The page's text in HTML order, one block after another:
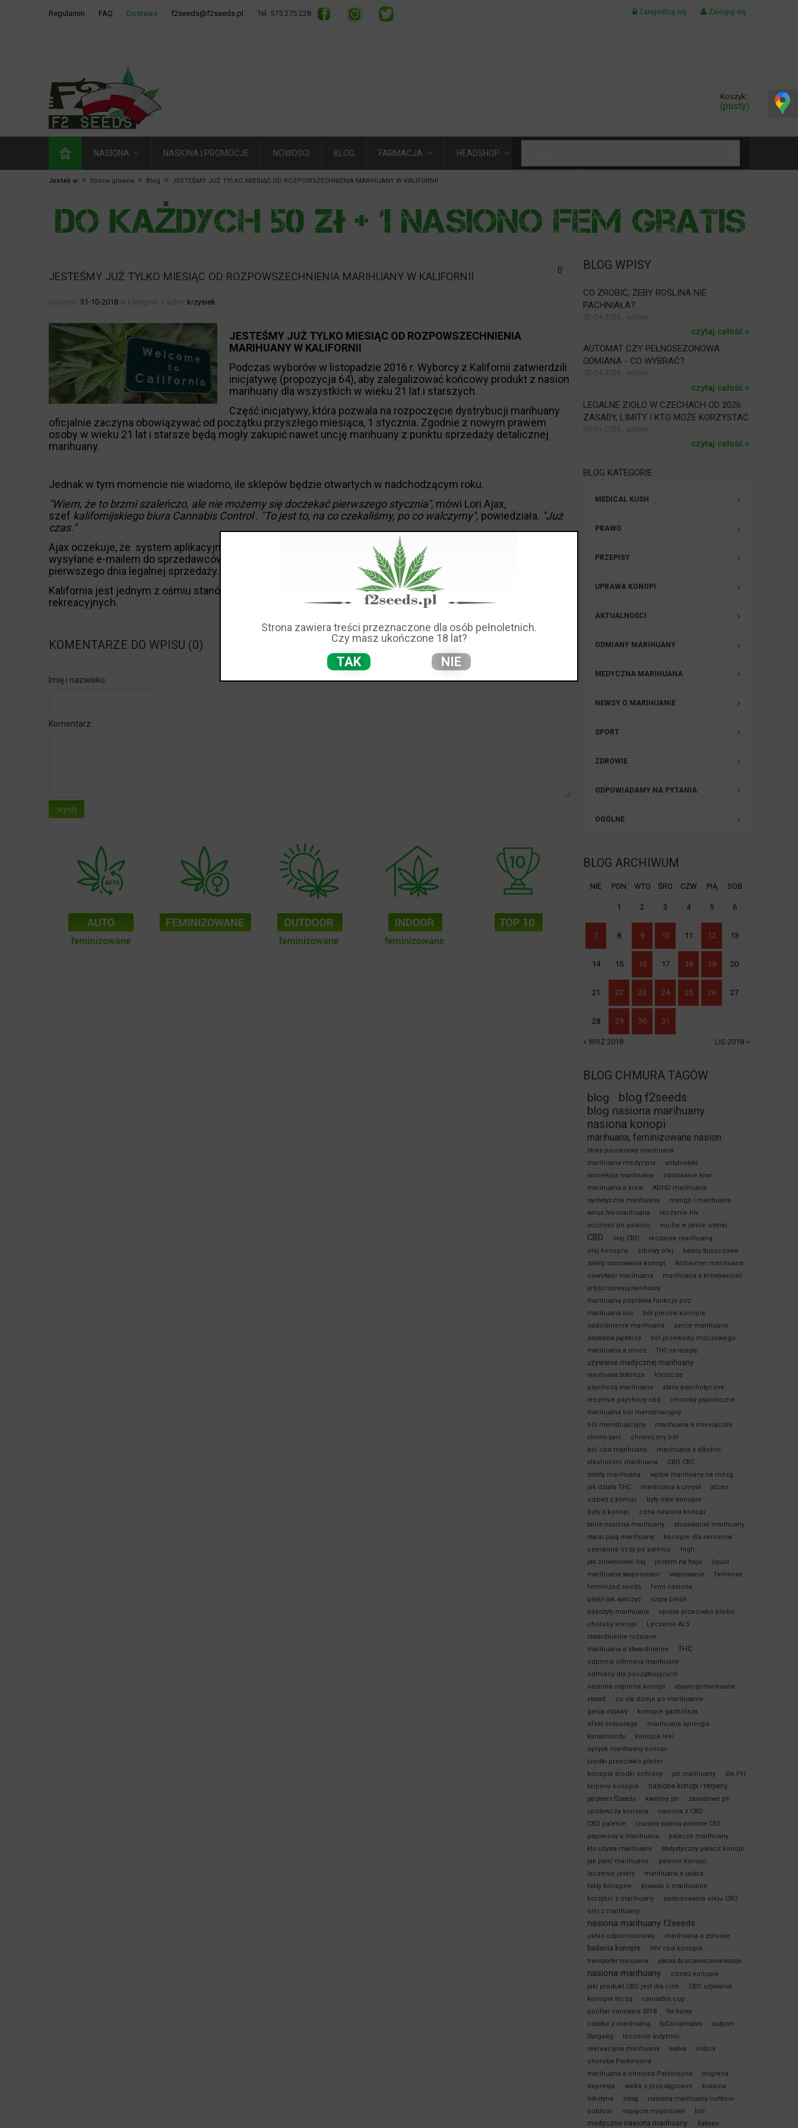
Regulamin FAQ Dostawa f2seeds@f2seeds.pl Tel. 575 275 228 Zarejestruj się Zaloguj się
Koszyk:
(pusty)
NASIONA NASIONA | PROMOCJE NOWOŚCI BLOG FARMACJA HEADSHOP
Jesteś w: » Strona główna » Blog » JESTEŚMY JUŻ TYLKO MIESIĄC OD ROZPOWSZECHNIENIA MARIHUANY W KALIFORNII
JESTEŚMY JUŻ TYLKO MIESIĄC OD ROZPOWSZECHNIENIA MARIHUANY W KALIFORNII 0
Dodano: 31-10-2018 w kategorii: - autor: krzysiek
JESTEŚMY JUŻ TYLKO MIESIĄC OD ROZPOWSZECHNIENIA
MARIHUANY W KALIFORNII
Podczas wyborów w listopadzie 2016 r. Wyborcy z Kalifornii zatwierdzili
inicjatywę (propozycja 64), aby zalegalizować końcowy produkt z nasion
marihuany dla wszystkich w wieku 21 lat i starszych.
Część inicjatywy, która pozwala na rozpoczęcie dystrybucji marihuany
oficjalnie zaczyna obowiązywać od początku przyszłego miesiąca, 1 stycznia. Zgodnie z nowym prawem
osoby w wieku 21 lat i starsze będą mogły zakupić nawet uncję marihuany z punktu sprzedaży detalicznej
marihuany.
Jednak w tym momencie nie wiadomo, ile sklepów będzie otwartych w nadchodzącym roku.
"Wiem, że to brzmi szaleńczo, ale nie możemy się doczekać pierwszego stycznia", mówi Lori Ajax,
szef kalifornijskiego biura Cannabis Control. "To jest to, na co czekaliśmy, po co walczymy", powiedziała. "Już
czas."
Ajax oczekuje, że system aplikacyjny
zostanie otwarty w grudniu, a tymczasowe licencje będą
wysyłane e-mailem do sprzedawców detalicznych przed nowym rokiem. Licencje staną się ważne 1 stycznia,
pierwszego dnia legalnej sprzedaży.
Kalifornia jest jednym z ośmiu stanów w USA, które zalegalizowały marihuanę z nasion konopi w celach
rekreacyjnych.
KOMENTARZE DO WPISU (0)
Imię i nazwisko:
Komentarz:
wyślij
BLOG WPISY
CO ZROBIĆ, ŻEBY ROŚLINA NIE
PACHNIAŁA?
02-04-2026 , admin
czytaj całość »
AUTOMAT CZY PEŁNOSEZONOWA
ODMIANA - CO WYBRAĆ?
02-04-2026 , admin
czytaj całość »
LEGALNE ZIOŁO W CZECHACH OD 2026:
ZASADY, LIMITY I KTO MOŻE KORZYSTAĆ
05-01-2026 , admin
czytaj całość »
BLOG KATEGORIE
MEDICAL KUSH
PRAWO
PRZEPISY
UPRAWA KONOPI
AKTUALNOŚCI
ODMIANY MARIHUANY
MEDYCZNA MARIHUANA
NEWSY O MARIHUANIE
SPORT
ZDROWIE
ODPOWIADAMY NA PYTANIA
OGÓLNE
BLOG ARCHIWUM
NIE PON WTO ŚRO CZW PIĄ SOB
1 2 3 4 5 6
7 8 9 10 11 12 13
14 15 16 17 18 19 20
21 22 23 24 25 26 27
28 29 30 31
« WRZ 2018 LIS 2018 »
BLOG CHMURA TAGÓW
blog blog f2seeds
blog nasiona marihuany
nasiona konopi
marihuana, feminizowane nasion
stres pourazowy marihuana
marihuana medycyna
antybiotyki
anoreksja marihuana
oddawanie krwi
marihuana a krew
ADHD marihuana
syntetyczna marihuana
mango i marihuana
wirus hiv marihuana
leczenie hiv
suchość po paleniu
sucho w jamie ustnej
CBD olej CBD
leczenie marihuaną
olej konopny
zdrowy olej
kwasy tłuszczowe
zalety stosowania konopi
Alzheimer marihuana
nowotwór marihuana
marihuana a kreatywność
artyści używają marihuany
marihuana poprawia funkcje poz
marihuana ból
bół pleców konopie
nadciśnienie marihuana
serce marihuana
zapalenie pęcherza
ból przewodu moczowego
marihuana a mocz
THC na receptę
używanie medycznej marihuany
marihuana bolerioza
kleszcze
psychoza marihuana
stany psychotyczne
leczenie psychozy cbd
choroby psychiczne
marihuana ból menstruacyjny
ból menstruacyjny
marihuana a miesiączka
chronic pain
chroniczny ból
ból cbd marihuana
marihuana a alkohol
alkoholizm marihuana
CBD CBC
zalety marihuana
wpływ marihuany na mózg
jak działa THC
marihuana a umysł odzież
odzież z konopi
byty nike konopie
buty z konopi
cena nasiona konopi
tanie nasiona marihuany
stosowanie marihuany
starsi palą marihuanę
konopie dla seniorów
czerwone oczy po paleniu
high
jak zniwelować haj
jestem na haju
liquid
marihuana waporyzator
wapowanie
feminise
feminized seeds
femi nasiona
pleśń jak walczyć
szara pleśń
pasożyty marihuana
oprysk przeciwko pleśni
choroby konopi
Leczenie ALS
stwardnienie rozsiane
marihuana a stwardnienie
THC
odporna odmiana marihuany
odmiany dla początkujących
nasiona odporne konopi
objawy po marihuanie
stoned
co się dzieje po marihuanie
ganja objawy
konopie gastrofaza
efekt entourage
marihuana synergia
kanabinoidy
konopie leki
oprysk marihuany konopi
środki przeciwko pleśni
konopie środki ochrony
ph marihuany
złe PH
terpeny konopie
nasiona konopi i terpeny
perpenes f2seeds kwaśne ph
zasadowe ph
spożywcza konopia
nasiona z CBD
CBD palenie
rzucanie palenia pomocne CBD
papierosy a marihuana
palacze marihuany
kto używa marihuany
statystyczny palacz konopi
jak palić marihuane
palenie konopi
leczenie jaskry
marihuana a jaskra
fakty konopne
prawda o marihuanie
korzyści z marihuany
zastosowania oleju CBD
olej z marihuany
nasiona marihuany f2seeds
układ odpornościowy marihuana a zdrowie
badania konopie HIV cbd konopie
transporter marijuana plecak do przenoszenia konopi
nasiona marihuany
odzież konopie
jaki produkt CBD jest dla cieb
CBD używanie
konopie leczą
cannabis cup
puchar cannabis 2018
the huney
ciastka z marihuaną SoCal cannabis autyzm
Stargawg
leczenie autyzmu
rekreacyjna marihuana
sativa
indica
choroba Parkinsona
marihuana a choroba Parkinsona
migrena
depresja
walka z przestępcami
kokaina
nikotyna
smog
nasiona marihuany outdoor
outdoor
napięcie mięśniowe ból
medyczne nasiona marihuany Sativex
Strona zawiera treści przeznaczone dla osób pełnoletnich.
Czy masz ukończone 18 lat?
TAK NIE